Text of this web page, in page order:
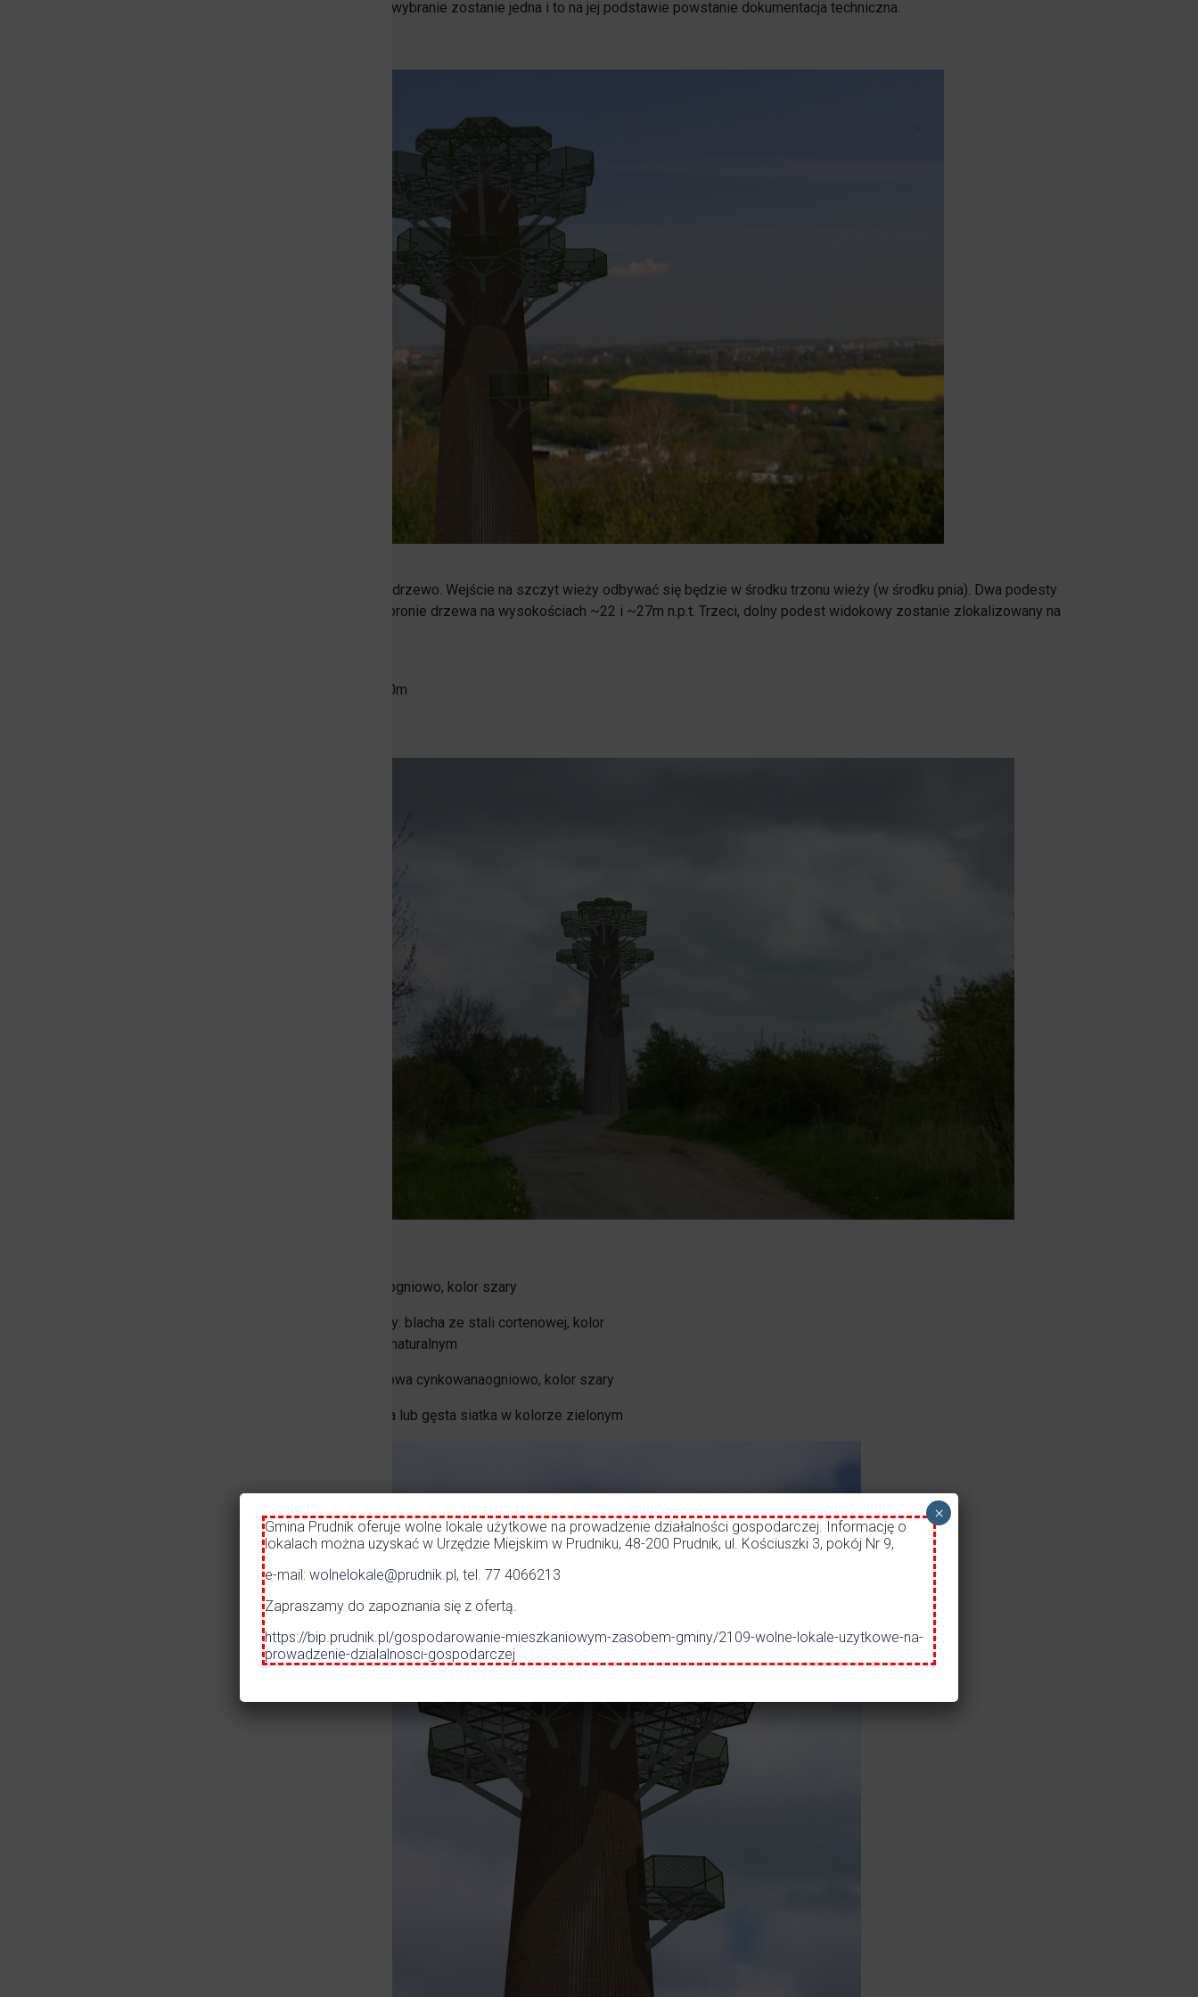
Przygotowano trzy koncepcje, spośród których wybranie zostanie jedna i to na jej podstawie powstanie dokumentacja techniczna.
Wieża widokowa ma przypominać swoją formą drzewo. Wejście na szczyt wieży odbywać się będzie w środku trzonu wieży (w środku pnia). Dwa podesty
widokowe zostaną rozmieszczone niejako w koronie drzewa na wysokościach ~22 i ~27m n.p.t. Trzeci, dolny podest widokowy zostanie zlokalizowany na
Wymiary podstawy wieży: okrąg o średnicy ~7,0m
główna konstrukcja nośna: stal cynkowana ogniowo, kolor szary
pionowa zewnętrzna okładzina trzonu wieży: blacha ze stali cortenowej, kolor
rdzawy lub okładzina drewniana w kolorze naturalnym
poszycie podestów i stopni: krata pomostowa cynkowanaogniowo, kolor szary
wypełnienie balustrady: blacha perforowana lub gęsta siatka w kolorze zielonym
Gmina Prudnik oferuje wolne lokale użytkowe na prowadzenie działalności gospodarczej. Informację o
lokalach można uzyskać w Urzędzie Miejskim w Prudniku, 48-200 Prudnik, ul. Kościuszki 3, pokój Nr 9,
e-mail: wolnelokale@prudnik.pl, tel. 77 4066213
Zapraszamy do zapoznania się z ofertą.
https://bip.prudnik.pl/gospodarowanie-mieszkaniowym-zasobem-gminy/2109-wolne-lokale-uzytkowe-na-
prowadzenie-dzialalnosci-gospodarczej
×
Prudnicka Rada Seniorów
Patronat honorowy Burmistrza
Partnerstwo Nyskie 2020
Strefa Płatnego Parkowania
Oferty realizacji zadania publicznego
Aplikacja miejska
ePUAP
Gospodarka odpadami komunalnymi
Zgłoś awarię
Rewitalizacja do 2030
System Informacji Przestrzennej
Dworzec Autobusowy
Opieka nad zwierzętami bezdomnymi
ROZKŁAD JAZDY AUTOBUSÓW – KOMUNIKACJA